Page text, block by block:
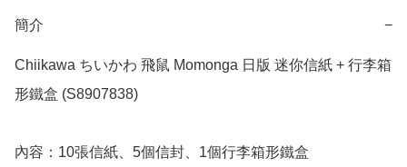
簡介 −
Chiikawa ちいかわ 飛鼠 Momonga 日版 迷你信紙 + 行李箱
形鐵盒 (S8907838)
內容：10張信紙、5個信封、1個行李箱形鐵盒